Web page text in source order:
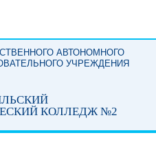
АВТОНОМНОГО
УЧРЕЖДЕНИЯ
КОЛЛЕДЖ №2